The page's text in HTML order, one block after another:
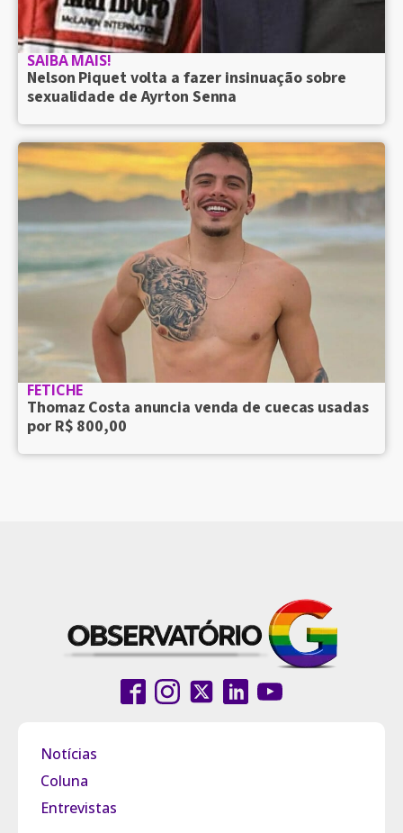
SAIBA MAIS!
Nelson Piquet volta a fazer insinuação sobre
sexualidade de Ayrton Senna
FETICHE
Thomaz Costa anuncia venda de cuecas usadas
por R$ 800,00
Notícias
Coluna
Entrevistas